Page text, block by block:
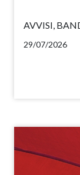
AVVISI,
29/07/2026